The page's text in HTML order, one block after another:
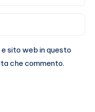
e sito web in questo
che commento.